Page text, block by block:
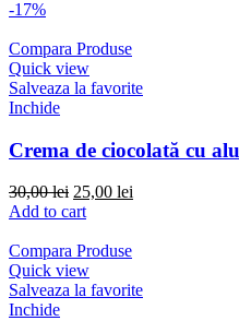
-17%
Compara Produse
Quick view
Salveaza la favorite
Inchide
Crema de ciocolată cu
30,00lei Original
price
30,00 lei.
25,00 lei
Add to cart
Compara Produse
Quick view
Salveaza la favorite
Inchide